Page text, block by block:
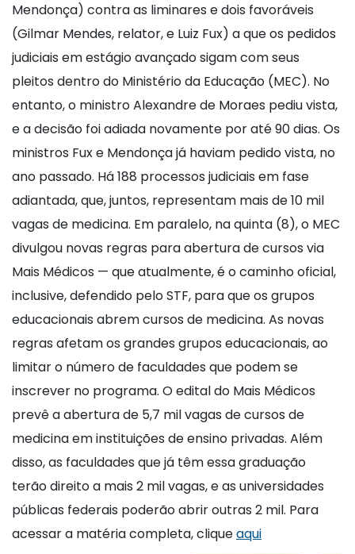
Mendonça) contra as liminares e dois favoráveis
(Gilmar Mendes, relator, e Luiz Fux) a que os pedidos
judiciais em estágio avançado sigam com seus
pleitos dentro do Ministério da Educação (MEC). No
entanto, o ministro Alexandre de Moraes pediu vista,
e a decisão foi adiada novamente por até 90 dias. Os
ministros Fux e Mendonça já haviam pedido vista, no
ano passado. Há 188 processos judiciais em fase
adiantada, que, juntos, representam mais de 10 mil
vagas de medicina. Em paralelo, na quinta (8), o MEC
divulgou novas regras para abertura de cursos via
Mais Médicos — que atualmente, é o caminho oficial,
inclusive, defendido pelo STF, para que os grupos
educacionais abrem cursos de medicina. As novas
regras afetam os grandes grupos educacionais, ao
limitar o número de faculdades que podem se
inscrever no programa. O edital do Mais Médicos
prevê a abertura de 5,7 mil vagas de cursos de
medicina em instituições de ensino privadas. Além
disso, as faculdades que já têm essa graduação
terão direito a mais 2 mil vagas, e as universidades
públicas federais poderão abrir outras 2 mil. Para
acessar a matéria completa, cliqueaqui